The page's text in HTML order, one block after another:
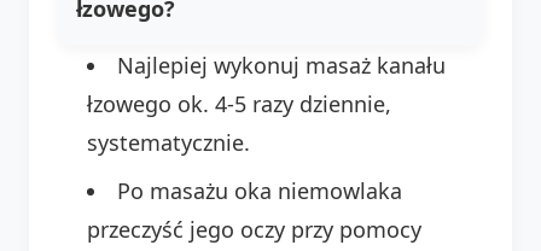
łzowego?
Najlepiej wykonuj masaż kanału
łzowego ok. 4-5 razy dziennie,
systematycznie.
Po masażu oka niemowlaka
przeczyść jego oczy przy pomocy